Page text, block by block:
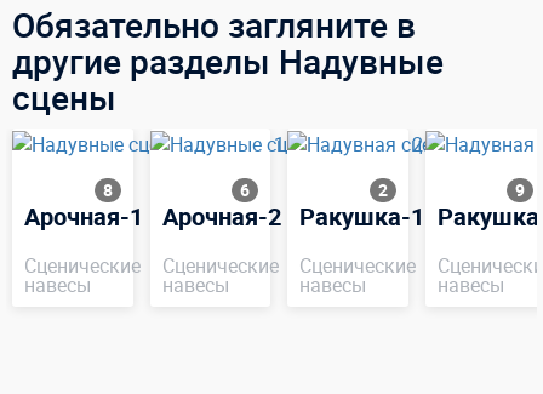
Обязательно загляните в
другие разделы Надувные
сцены
8
Арочная-1
Сценические
навесы
6
Арочная-2
Сценические
навесы
2
Ракушка-1
Сценические
навесы
9
навесы